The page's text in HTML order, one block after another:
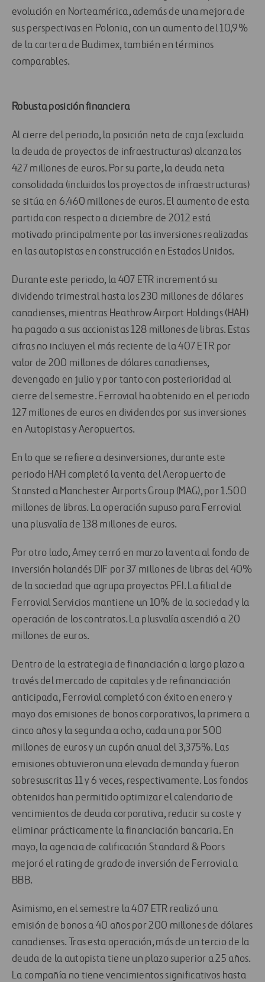
evolución en Norteamérica, además de una mejora de
sus perspectivas en Polonia, con un aumento del 10,9%
de la cartera de Budimex, también en términos
comparables.
Robusta posición financiera
Al cierre del periodo, la posición neta de caja (excluida
la deuda de proyectos de infraestructuras) alcanza los
427 millones de euros. Por su parte, la deuda neta
consolidada (incluidos los proyectos de infraestructuras)
se sitúa en 6.460 millones de euros. El aumento de esta
partida con respecto a diciembre de 2012 está
motivado principalmente por las inversiones realizadas
en las autopistas en construcción en Estados Unidos.
Durante este periodo, la 407 ETR incrementó su
dividendo trimestral hasta los 230 millones de dólares
canadienses, mientras Heathrow Airport Holdings (HAH)
ha pagado a sus accionistas 128 millones de libras. Estas
cifras no incluyen el más reciente de la 407 ETR por
valor de 200 millones de dólares canadienses,
devengado en julio y por tanto con posterioridad al
cierre del semestre. Ferrovial ha obtenido en el periodo
127 millones de euros en dividendos por sus inversiones
en Autopistas y Aeropuertos.
En lo que se refiere a desinversiones, durante este
periodo HAH completó la venta del Aeropuerto de
Stansted a Manchester Airports Group (MAG), por 1.500
millones de libras. La operación supuso para Ferrovial
una plusvalía de 138 millones de euros.
Por otro lado, Amey cerró en marzo la venta al fondo de
inversión holandés DIF por 37 millones de libras del 40%
de la sociedad que agrupa proyectos PFI. La filial de
Ferrovial Servicios mantiene un 10% de la sociedad y la
operación de los contratos. La plusvalía ascendió a 20
millones de euros.
Dentro de la estrategia de financiación a largo plazo a
través del mercado de capitales y de refinanciación
anticipada, Ferrovial completó con éxito en enero y
mayo dos emisiones de bonos corporativos, la primera a
cinco años y la segunda a ocho, cada una por 500
millones de euros y un cupón anual del 3,375%. Las
emisiones obtuvieron una elevada demanda y fueron
sobresuscritas 11 y 6 veces, respectivamente. Los fondos
obtenidos han permitido optimizar el calendario de
vencimientos de deuda corporativa, reducir su coste y
eliminar prácticamente la financiación bancaria. En
mayo, la agencia de calificación Standard & Poors
mejoró el rating de grado de inversión de Ferrovial a
BBB.
Asimismo, en el semestre la 407 ETR realizó una
emisión de bonos a 40 años por 200 millones de dólares
canadienses. Tras esta operación, más de un tercio de la
deuda de la autopista tiene un plazo superior a 25 años.
La compañía no tiene vencimientos significativos hasta